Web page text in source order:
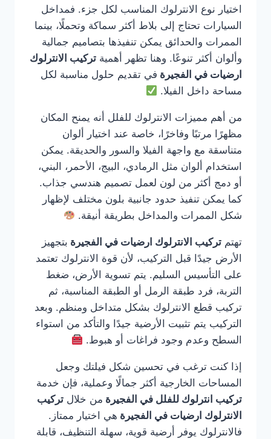
اختيار نوع الانترلوك المناسب لكل جزء. فمداخل
السيارات تحتاج إلى بلاط أكثر سماكة وتحملًا، بينما
الممرات والحدائق يمكن تنفيذها بتصاميم جمالية
وألوان أكثر تنوعًا. وهنا تظهر أهمية تركيب الانترلوك
ارضيات في الفجيرة في تقديم حلول مناسبة لكل
مساحة داخل الفيلا.
من أهم مميزات الانترلوك للفلل أنه يمنح المكان
مظهرًا مرتبًا وفاخرًا، خاصة عند اختيار ألوان
متناسقة مع واجهة الفيلا والسور والحديقة. يمكن
استخدام ألوان مثل الرمادي، البيج، الأحمر، البني،
أو دمج أكثر من لون لعمل تصميم هندسي جذاب.
كما يمكن تنفيذ حدود جانبية بلون مختلف لإظهار
شكل الممرات والمداخل بطريقة أنيقة.
تهتم تركيب الانترلوك ارضيات في الفجيرة بتجهيز
الأرض جيدًا قبل التركيب، لأن قوة الانترلوك تعتمد
على التأسيس السليم. يتم تسوية الأرض، ضغط
التربة، فرد طبقة الرمل أو الطبقة المناسبة، ثم
تركيب قطع الانترلوك بشكل متداخل ومنظم. وبعد
التركيب يتم تثبيت الأرضية جيدًا والتأكد من استواء
السطح وعدم وجود فراغات أو هبوط.
إذا كنت ترغب في تحسين شكل فيلتك وجعل
المساحات الخارجية أكثر جمالًا وعملية، فإن خدمة
تركيب انترلوك للفلل في الفجيرة من خلال تركيب
الانترلوك ارضيات في الفجيرة هي اختيار ممتاز.
فالانترلوك يوفر أرضية قوية، سهلة التنظيف، قابلة